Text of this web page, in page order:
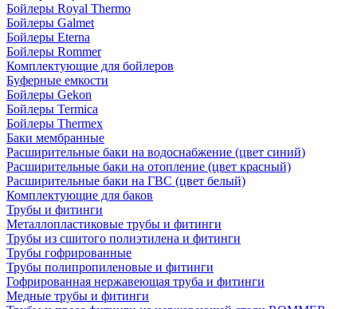
Бойлеры Royal Thermo
Бойлеры Galmet
Бойлеры Eterna
Бойлеры Rommer
Комплектующие для бойлеров
Буферные емкости
Бойлеры Gekon
Бойлеры Termica
Бойлеры Thermex
Баки мембранные
Расширительные баки на водоснабжение (цвет синий)
Расширительные баки на отопление (цвет красный)
Расширительные баки на ГВС (цвет белый)
Комплектующие для баков
Трубы и фитинги
Металлопластиковые трубы и фитинги
Трубы из сшитого полиэтилена и фитинги
Трубы гофрированные
Трубы полипропиленовые и фитинги
Гофрированная нержавеющая труба и фитинги
Медные трубы и фитинги